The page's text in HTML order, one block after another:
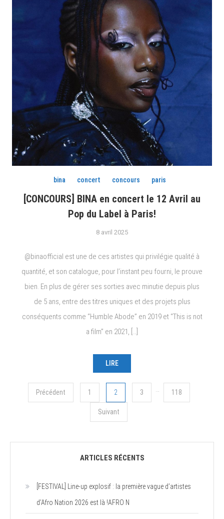
bina concert concours paris
[CONCOURS] BINA en concert le 12 Avril au
Pop du Label à Paris!
8 avril 2025
@binaofficial est une de ces artistes qui privilégie qualité à
quantité, et son catalogue, pour l’instant peu fourni, le prouve
bien. En plus de gérer ses sorties avec minutie depuis plus
de 5 ans, entre des titres uniques et des projets plus
conséquents comme “Humble Abode” en 2019 et “This is not
a film” en 2021, […]
LIRE
Navigation
articles
Précédent 1 2 3 … 118
Suivant
ARTICLES RÉCENTS
[FESTIVAL] Line-up explosif : la première vague d’artistes
d’Afro Nation 2026 est là !AFRO N